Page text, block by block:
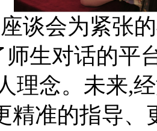
会为紧张的
师生对话的平
理念。未来,
精准的指导、